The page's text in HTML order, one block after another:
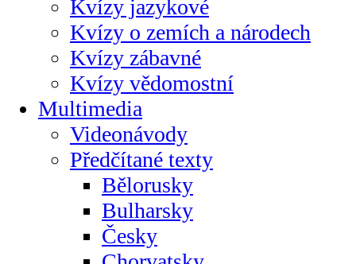
Kvízy jazykové
Kvízy o zemích a národech
Kvízy zábavné
Kvízy vědomostní
Multimedia
Videonávody
Předčítané texty
Bělorusky
Bulharsky
Česky